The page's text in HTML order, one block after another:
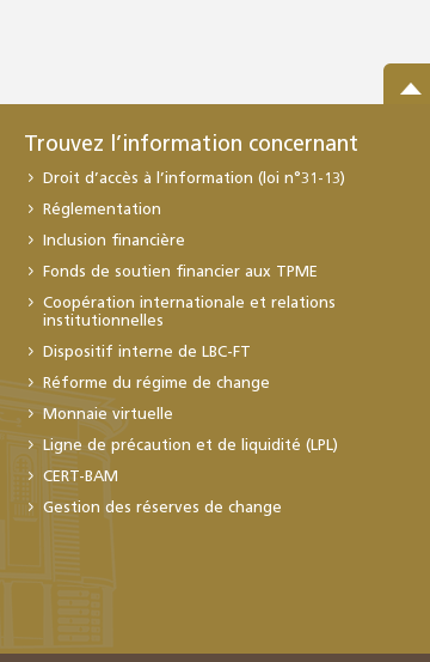
Trouvez l’information concernant
Droit d’accès à l’information (loi n°31-13)
Réglementation
Inclusion financière
Fonds de soutien financier aux TPME
Coopération internationale et relations
institutionnelles
Dispositif interne de LBC-FT
Réforme du régime de change
Monnaie virtuelle
Ligne de précaution et de liquidité (LPL)
CERT-BAM
Gestion des réserves de change